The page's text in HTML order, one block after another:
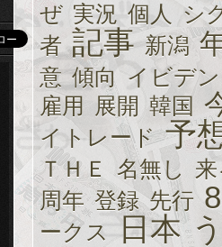
カ
ジ
ノ
etc-
ぜ 実況 個人
シ
者 記事 新潟
意 傾向
イビデン
雇用
展開 韓国
イトレード 予
ＴＨＥ 名無し
周年 登録 先行
ークス 日本